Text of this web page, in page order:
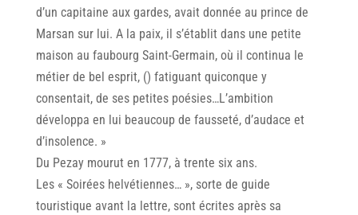
d’un capitaine aux gardes, avait donnée au prince de
Marsan sur lui. A la paix, il s’établit dans une petite
maison au faubourg Saint-Germain, où il continua le
métier de bel esprit, () fatiguant quiconque y
consentait, de ses petites poésies…L’ambition
développa en lui beaucoup de fausseté, d’audace et
d’insolence. »
Du Pezay mourut en 1777, à trente six ans.
Les « Soirées helvétiennes… », sorte de guide
touristique avant la lettre, sont écrites après sa